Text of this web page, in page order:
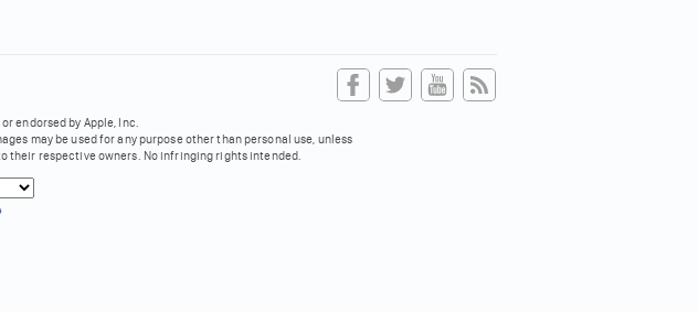
endorsed by Apple, Inc.
may be used for any purpose other than personal use, unless
their respective owners. No infringing rights intended.